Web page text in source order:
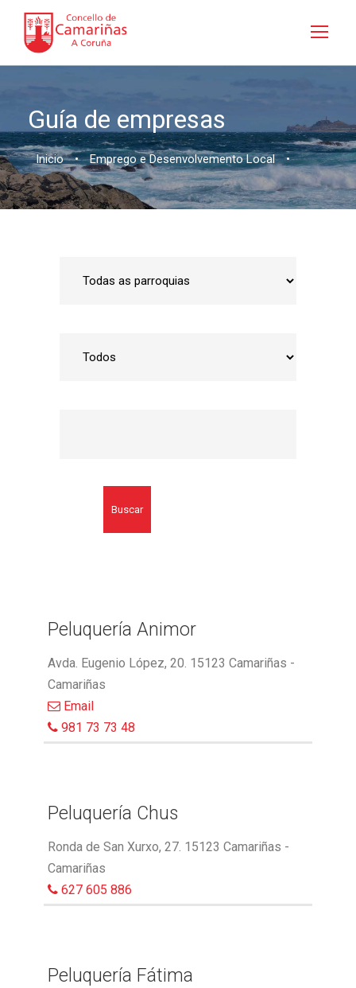
Guía de empresas
Inicio • Emprego e Desenvolvemento Local •
Buscar
Peluquería Animor
Avda. Eugenio López, 20. 15123 Camariñas -
Camariñas
Email
981 73 73 48
Peluquería Chus
Ronda de San Xurxo, 27. 15123 Camariñas -
Camariñas
627 605 886
Peluquería Fátima